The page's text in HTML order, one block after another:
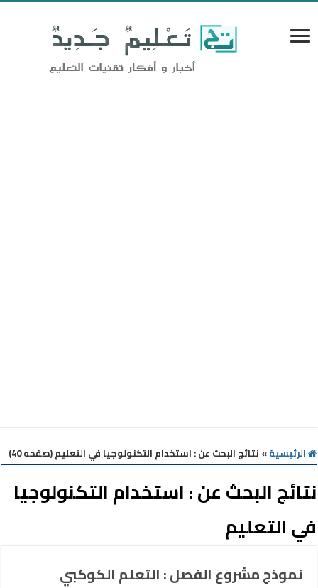
الرئيسية» نتائج البحث عن : استخدام التكنولوجيا في التعليم (صفحه 40)
نتائج البحث عن :استخدام التكنولوجيا
في التعليم
نموذج مشروع الفصل : التعلم الكوكبي